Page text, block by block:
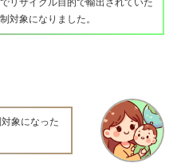
対象になりました。
象になった